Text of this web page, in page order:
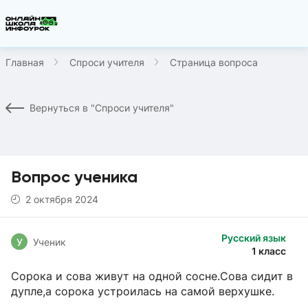
Главная Спроси учителя Страница вопроса
Вернуться в "Спроси учителя"
Вопрос ученика
2 октября 2024
Русский язык
1 класс
У Ученик
Сорока и сова живут на одной сосне.Сова сидит в
дупле,а сорока устроилась на самой верхушке.